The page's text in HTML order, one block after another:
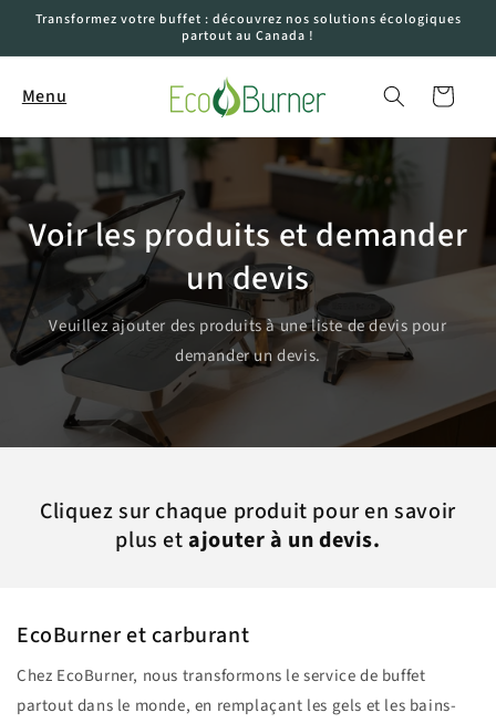
passer
contenu
Transformez votre buffet : découvrez nos solutions écologiques
partout au Canada !
Menu Panier
Voir les produits et demander
un devis
Veuillez ajouter des produits à une liste de devis pour
demander un devis.
Cliquez sur chaque produit pour en savoir
plus etajouter à un devis.
EcoBurner et carburant
Chez EcoBurner, nous transformons le service de buffet
partout dans le monde, en remplaçant les gels et les bains-